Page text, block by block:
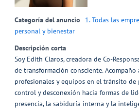
Categoría del anuncio 1. Todas las
personal y bienestar
Descripción corta
Soy Edith Claros, creadora de Co-
de transformación consciente. Acompaño
profesionales y equipos en el tránsito de
control y desconexión hacia formas de
presencia, la sabiduría interna y la